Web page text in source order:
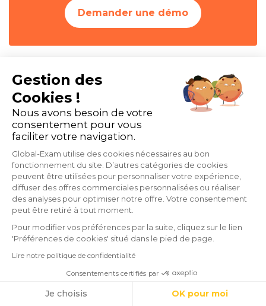
Demander une démo
Les articles qui vont aussi
vous intéresser
Gestion des
Cookies !
Nous avons besoin de votre
consentement pour vous
faciliter votre navigation.
Global-Exam utilise des cookies nécessaires au bon
fonctionnement du site. D’autres catégories de cookies
peuvent être utilisées pour personnaliser votre expérience,
diffuser des offres commerciales personnalisées ou réaliser
des analyses pour optimiser notre offre. Votre consentement
peut être retiré à tout moment.
Pour modifier vos préférences par la suite, cliquez sur le lien
'Préférences de cookies' situé dans le pied de page.
Lire notre politique de confidentialité
Consentements certifiés par
Je choisis OK pour moi
Cookies